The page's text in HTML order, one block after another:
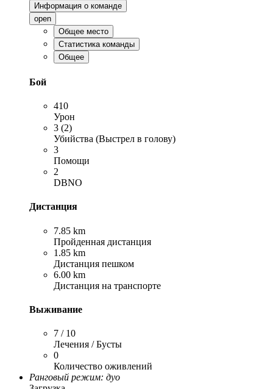
Информация о команде
open
Общее место
Статистика команды
Общее
Бой
410
Урон
3 (2)
Убийства (Выстрел в голову)
3
Помощи
2
DBNO
Дистанция
7.85 km
Пройденная дистанция
1.85 km
Дистанция пешком
6.00 km
Дистанция на транспорте
Выживание
7 / 10
Лечения / Бусты
0
Количество оживлений
Ранговый режим: дуо